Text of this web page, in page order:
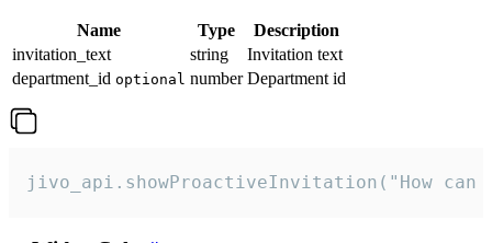
Name Type
Description
invitation_text
string
Invitation text
department_id optional number Department id
jivo_api.showProactiveInvitation("How